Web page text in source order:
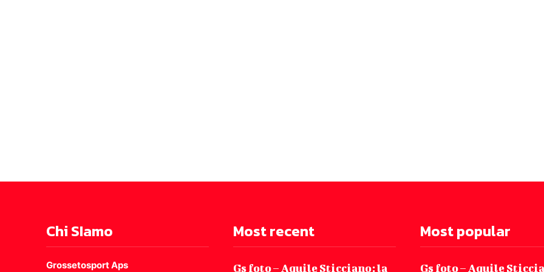
Chi SIamo
Grossetosport Aps
Most recent
Gs foto – Aquile Sticciano: la
Most popular
Gs foto – Aquile